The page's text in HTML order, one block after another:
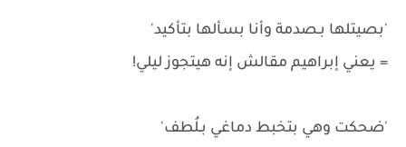
'بصيتلها بـصدمة وأنا بسألها بتأكيد'
= يعني إبراهيم مقالش إنه هيتجوز ليلي!
'ضحكت وهي بتخبط دماغي بـلُطف'